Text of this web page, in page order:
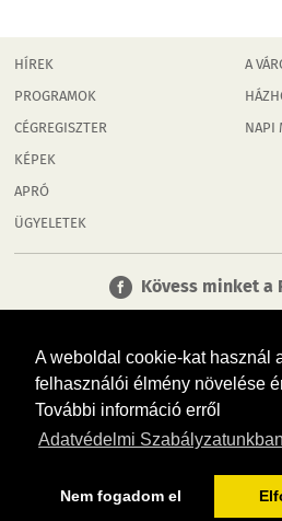
A weboldal cookie-kat használ
felhasználói élmény növelése
További információ erről
Adatvédelmi Szabályzatunkban
Nem fogadom el
HÍREK
PROGRAMOK
CÉGREGISZTER
KÉPEK
APRÓ
ÜGYELETEK
A
NAPI
Kövess minket a
Tudj meg többet városodról!
menü, cégek…. és minden, ami
MÉDIAAJÁNLÓ ADATVÉDELEM